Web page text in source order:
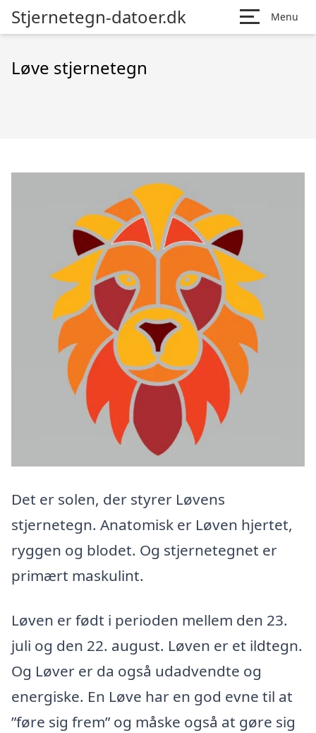
Stjernetegn-datoer.dk Menu
Løve stjernetegn
Det er solen, der styrer Løvens
stjernetegn. Anatomisk er Løven hjertet,
ryggen og blodet. Og stjernetegnet er
primært maskulint.
Løven er født i perioden mellem den 23.
juli og den 22. august. Løven er et ildtegn.
Og Løver er da også udadvendte og
energiske. En Løve har en god evne til at
”føre sig frem” og måske også at gøre sig